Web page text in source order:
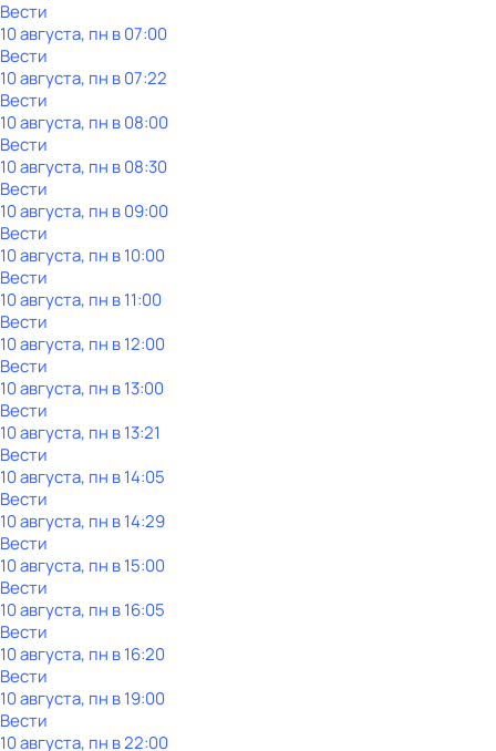
Вести
10 августа, пн в 07:00
Вести
10 августа, пн в 07:22
Вести
10 августа, пн в 08:00
Вести
10 августа, пн в 08:30
Вести
10 августа, пн в 09:00
Вести
10 августа, пн в 10:00
Вести
10 августа, пн в 11:00
Вести
10 августа, пн в 12:00
Вести
10 августа, пн в 13:00
Вести
10 августа, пн в 13:21
Вести
10 августа, пн в 14:05
Вести
10 августа, пн в 14:29
Вести
10 августа, пн в 15:00
Вести
10 августа, пн в 16:05
Вести
10 августа, пн в 16:20
Вести
10 августа, пн в 19:00
Вести
10 августа, пн в 22:00